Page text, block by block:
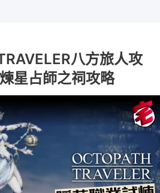
八方旅人攻
星占師之祠攻略